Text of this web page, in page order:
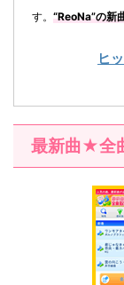
す。 “ReoNa”の新
ヒ
最新曲★全